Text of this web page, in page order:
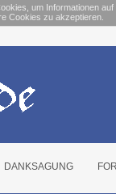
DANKSAGUNG
um Informationen
Cookies zu akzeptieren.